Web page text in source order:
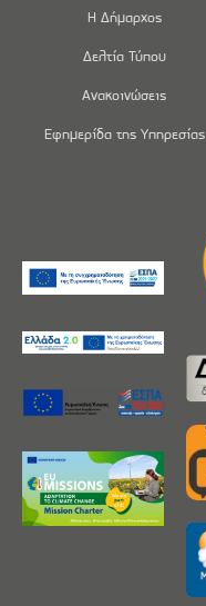
Η Δήμαρχος
Δελτία Τύπου
Ανακοινώσεις
Εφημερίδα της Υπηρεσίας